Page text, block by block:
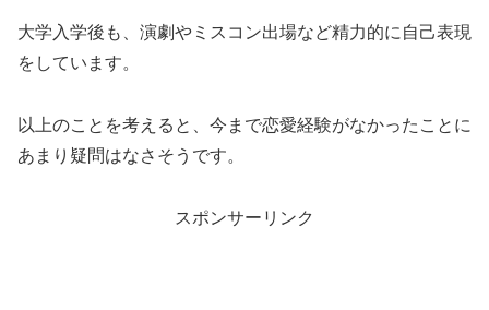
大学入学後も、演劇やミスコン出場など精力的に自己表現
をしています。
以上のことを考えると、今まで恋愛経験がなかったことに
あまり疑問はなさそうです。
スポンサーリンク